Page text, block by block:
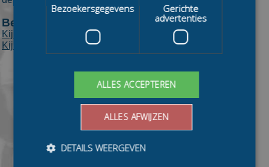
Bekijk ook:
Kijkcijfers SBS zondag
Kijkcijfers Nederland 3 zaterdag
Bezoekersgegevens
Gerichte
advertenties
ALLES ACCEPTEREN
ALLES AFWIJZEN
DETAILS WEERGEVEN